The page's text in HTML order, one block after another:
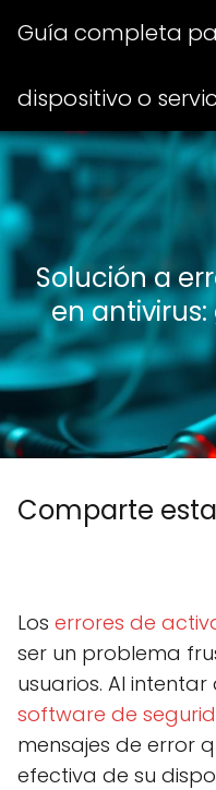
Guía completa
dispositivo o
Solución a
en
Comparte
p
r
t
i
r
e
n
w
t
t
e
r
)
p
r
t
i
r
e
n
e
o
o
k
Los errores de
ser un problema
usuarios. Al
software de
mensajes de error
efectiva de su